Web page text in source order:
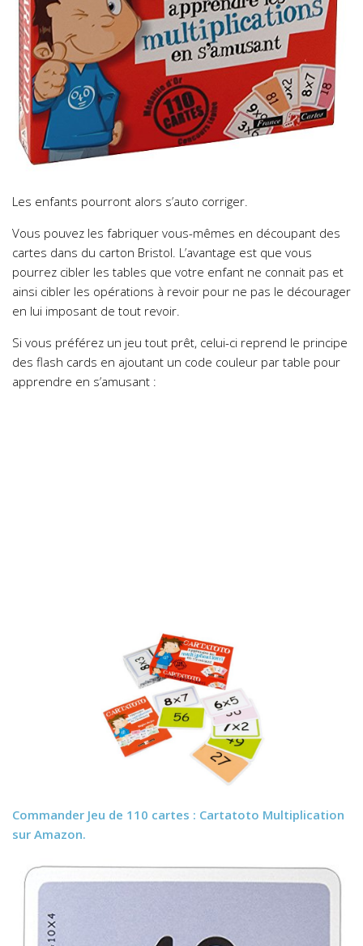
Les enfants pourront alors s’auto corriger.
Vous pouvez les fabriquer vous-mêmes en découpant des
cartes dans du carton Bristol. L’avantage est que vous
pourrez cibler les tables que votre enfant ne connait pas et
ainsi cibler les opérations à revoir pour ne pas le décourager
en lui imposant de tout revoir.
Si vous préférez un jeu tout prêt, celui-ci reprend le principe
des flash cards en ajoutant un code couleur par table pour
apprendre en s’amusant :
Commander Jeu de 110 cartes : Cartatoto Multiplication
sur Amazon.